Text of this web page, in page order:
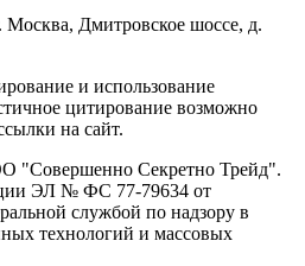
Москва, Дмитровское шоссе, д.
и использование
цитирование возможно
на сайт.
"Совершенно Секретно Трейд".
ЭЛ № ФС 77-79634 от
службой по надзору в
технологий и массовых